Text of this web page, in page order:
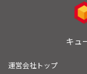
キュ
運営会社トップ